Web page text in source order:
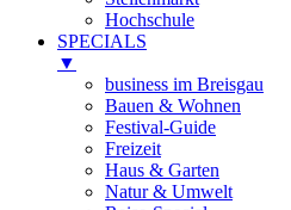
Hochschule
SPECIALS
▼
business im Breisgau
Bauen & Wohnen
Festival-Guide
Freizeit
Haus & Garten
Natur & Umwelt